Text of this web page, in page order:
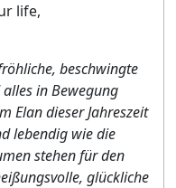
life,
beschwingte
in Bewegung
Elan dieser Jahreszeit
lebendig wie die
stehen für den
glückliche